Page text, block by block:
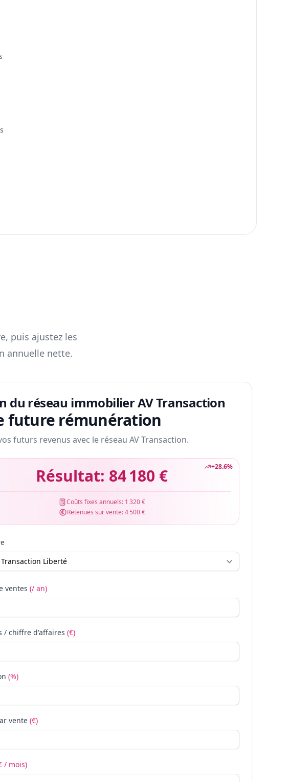
puis ajustez les
annuelle nette.
du réseau immobilier AV Transaction
future rémunération
futurs revenus avec le réseau AV Transaction.
+28.6%
Résultat: 84 180 €
Coûts fixes annuels: 1 320 €
Retenues sur vente:4 500 €
ventes (/ an)
/ chiffre d'affaires (€)
(%)
vente (€)
/ mois)